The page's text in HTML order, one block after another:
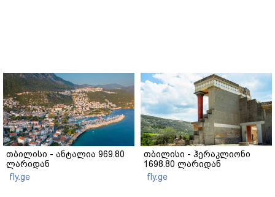
თბილისი - ანტალია 969.80
ლარიდან
fly.ge
თბილისი - ჰერაკლიონი
1698.80 ლარიდან
fly.ge